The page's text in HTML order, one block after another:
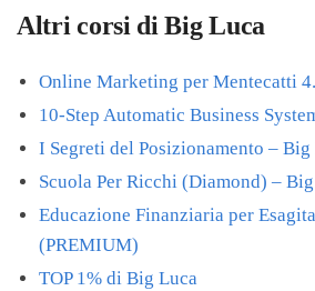
Altri corsi di Big Luca
Online Marketing per Mentecatti
10-Step Automatic Business
I Segreti del Posizionamento – Big
Scuola Per Ricchi (Diamond) –
Educazione Finanziaria per
(PREMIUM)
TOP 1% di Big Luca